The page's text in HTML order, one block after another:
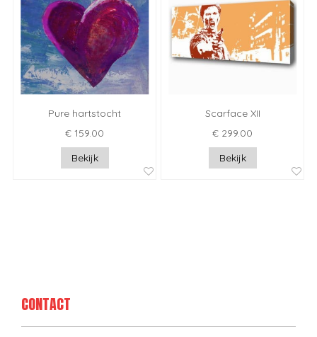
Pure hartstocht
€ 159.00
Bekijk
Scarface XII
€ 299.00
Bekijk
CONTACT